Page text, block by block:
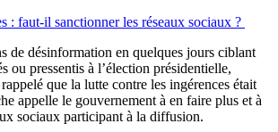
: faut-il sanctionner les réseaux sociaux ?
de désinformation en quelques jours ciblant
ou pressentis à l’élection présidentielle,
que la lutte contre les ingérences était
appelle le gouvernement à en faire plus et à
sociaux participant à la diffusion.